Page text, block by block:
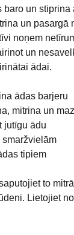
un stiprina
un pasargā
noņem
un
ādai.
ādas barjeru
mitrina un
jutīgu ādu
smaržvielām
tipiem
to
Lietojiet